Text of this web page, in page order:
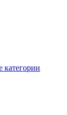
категории